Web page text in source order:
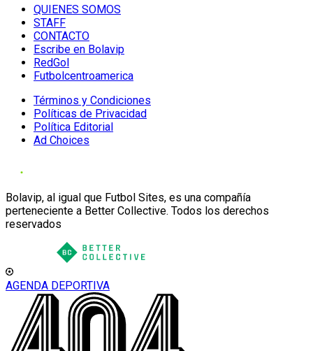
QUIENES SOMOS
STAFF
CONTACTO
Escribe en Bolavip
RedGol
Futbolcentroamerica
Términos y Condiciones
Políticas de Privacidad
Política Editorial
Ad Choices
Bolavip, al igual que Futbol Sites, es una compañía
perteneciente a Better Collective. Todos los derechos
reservados
AGENDA DEPORTIVA